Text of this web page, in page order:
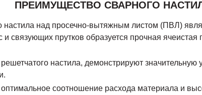
ПРЕИМУЩЕСТВО СВАРНОГО
над просечно-вытяжным листом (ПВЛ)
связующих прутков образуется прочная ячеистая
настила, демонстрируют значительную
соотношение расхода материала и